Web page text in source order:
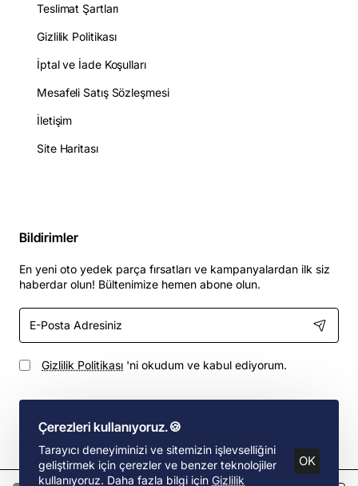
Çerezleri kullanıyoruz.🍪
Tarayıcı deneyiminizi ve sitemizin işlevselliğini
geliştirmek için çerezler ve benzer teknolojiler
kullanıyoruz. Daha fazla bilgi için Gizlilik
OK
Teslimat Şartları
Gizlilik Politikası
İptal ve İade Koşulları
Mesafeli Satış Sözleşmesi
İletişim
Site Haritası
Bildirimler
En yeni oto yedek parça fırsatları ve kampanyalardan ilk siz
haberdar olun! Bültenimize hemen abone olun.
E-
Posta
Adresiniz
Gizlilik Politikası 'ni okudum ve kabul ediyorum.
Hemen Oto Yedek Parça © 2002, Ford Aracınız İçin Yedek Parça |
Designed By S.D